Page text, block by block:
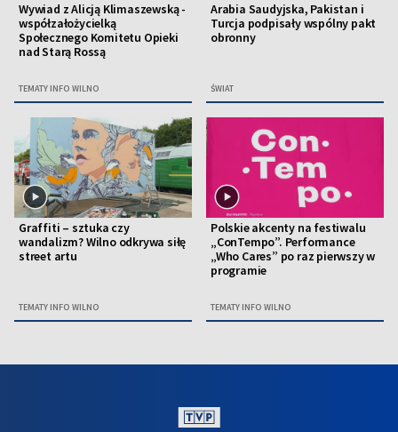
Wywiad z Alicją Klimaszewską -
współzałożycielką
Społecznego Komitetu Opieki
nad Starą Rossą
TEMATY INFO WILNO
Arabia Saudyjska, Pakistan i
Turcja podpisały wspólny pakt
obronny
ŚWIAT
Graffiti – sztuka czy
wandalizm? Wilno odkrywa siłę
street artu
TEMATY INFO WILNO
Polskie akcenty na festiwalu
„ConTempo”. Performance
„Who Cares” po raz pierwszy w
programie
TEMATY INFO WILNO